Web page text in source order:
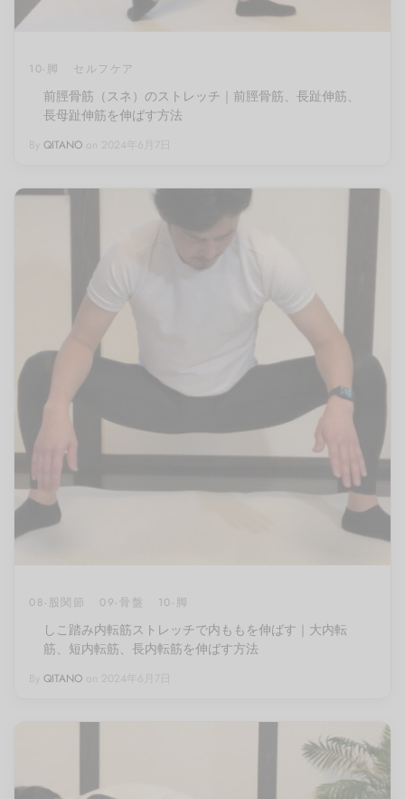
10-脚 セルフケア
前脛骨筋（スネ）のストレッチ｜前脛骨筋、長趾伸筋、
長母趾伸筋を伸ばす方法
QITANO
08-股関節 09-骨盤 10-脚
しこ踏み内転筋ストレッチで内ももを伸ばす｜大内転
筋、短内転筋、長内転筋を伸ばす方法
QITANO